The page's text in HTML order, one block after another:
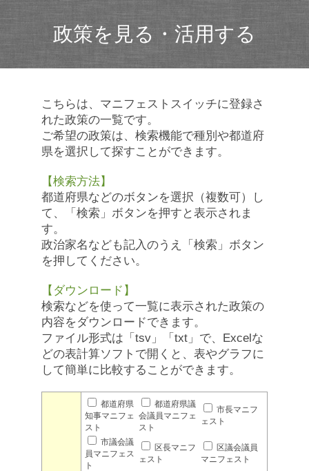
政策を見る・活用する
こちらは、マニフェストスイッチに登録さ
れた政策の一覧です。
ご希望の政策は、検索機能で種別や都道府
県を選択して探すことができます。
【検索方法】
都道府県などのボタンを選択（複数可）し
て、「検索」ボタンを押すと表示されま
す。
政治家名なども記入のうえ「検索」ボタン
を押してください。
【ダウンロード】
検索などを使って一覧に表示された政策の
内容をダウンロードできます。
ファイル形式は「tsv」「txt」で、Excelな
どの表計算ソフトで開くと、表やグラフに
して簡単に比較することができます。
都道府県
知事マニフェ
スト
都道府県議
会議員マニフェ
スト
市長マニフ
ェスト
市議会議
員マニフェス
ト
区長マニフ
ェスト
区議会議員
マニフェスト